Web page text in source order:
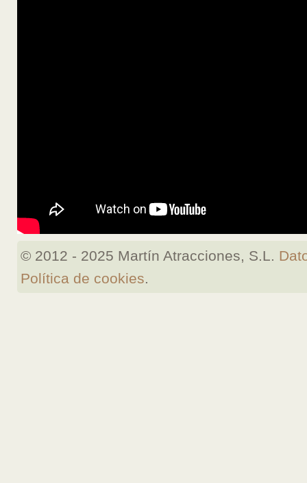
© 2012 - 2025 Martín Atracciones, S.L.
Política de cookies.